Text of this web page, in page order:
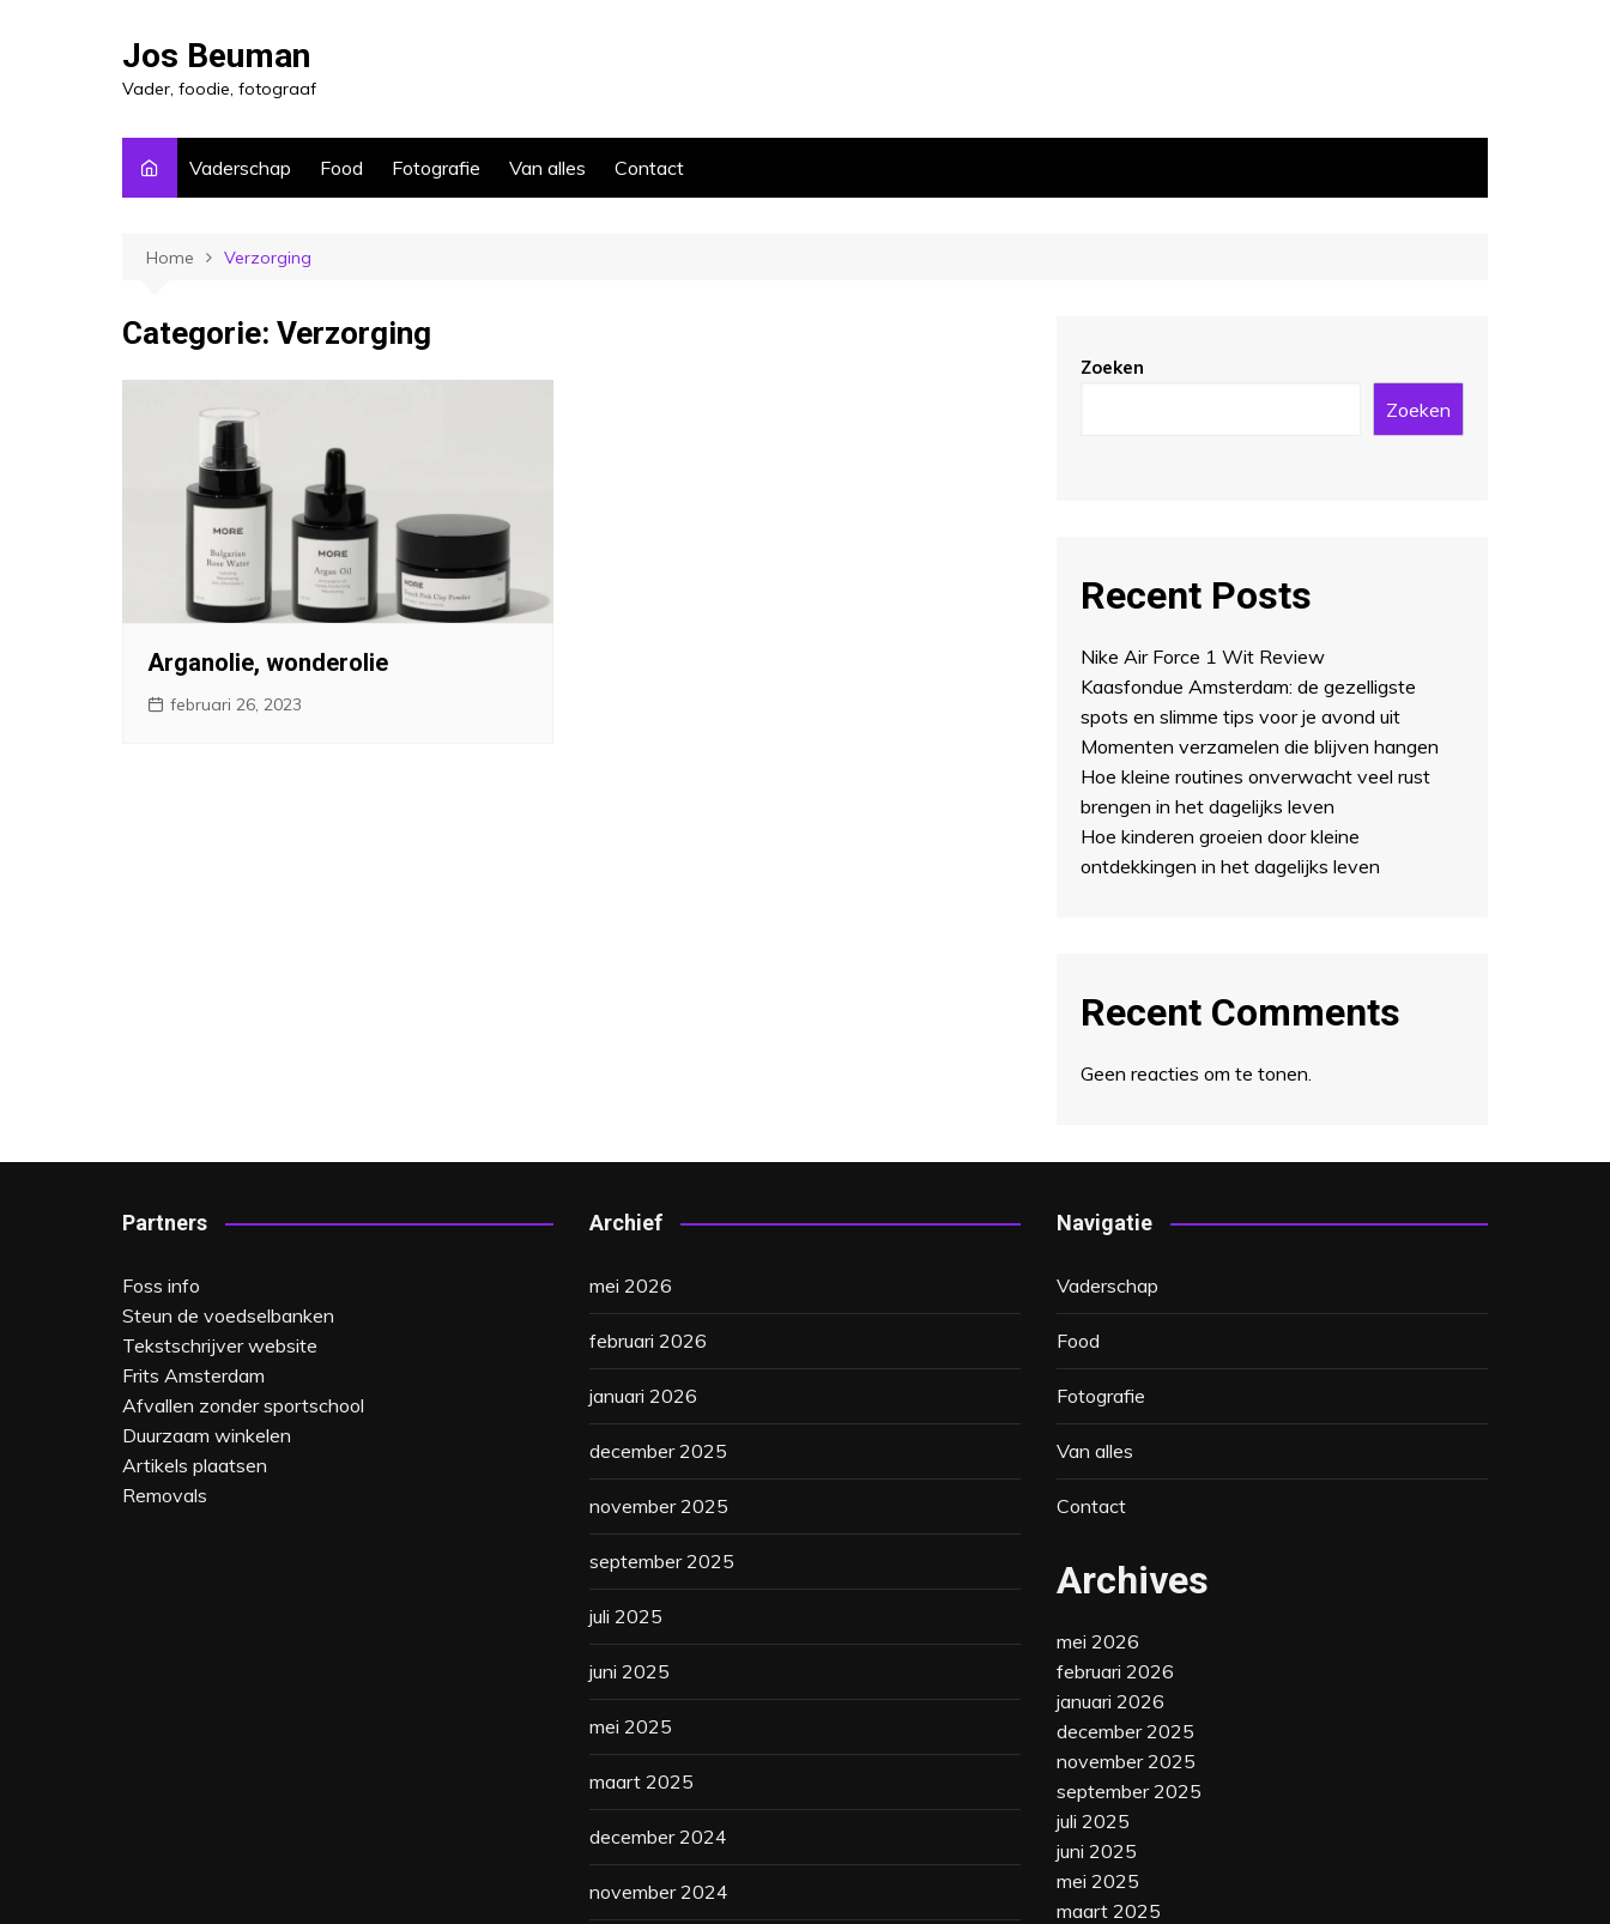
Jos Beuman
Vader, foodie, fotograaf
Vaderschap Food Fotografie Van alles Contact
Home Verzorging
Categorie: Verzorging
Arganolie, wonderolie
februari 26, 2023
Zoeken
Zoeken
Recent Posts
Nike Air Force 1 Wit Review
Kaasfondue Amsterdam: de gezelligste
spots en slimme tips voor je avond uit
Momenten verzamelen die blijven hangen
Hoe kleine routines onverwacht veel rust
brengen in het dagelijks leven
Hoe kinderen groeien door kleine
ontdekkingen in het dagelijks leven
Recent Comments
Geen reacties om te tonen.
Partners
Foss info
Steun de voedselbanken
Tekstschrijver website
Frits Amsterdam
Afvallen zonder sportschool
Duurzaam winkelen
Artikels plaatsen
Removals
Archief
mei 2026
februari 2026
januari 2026
december 2025
november 2025
september 2025
juli 2025
juni 2025
mei 2025
maart 2025
december 2024
november 2024
Navigatie
Vaderschap
Food
Fotografie
Van alles
Contact
Archives
mei 2026
februari 2026
januari 2026
december 2025
november 2025
september 2025
juli 2025
juni 2025
mei 2025
maart 2025